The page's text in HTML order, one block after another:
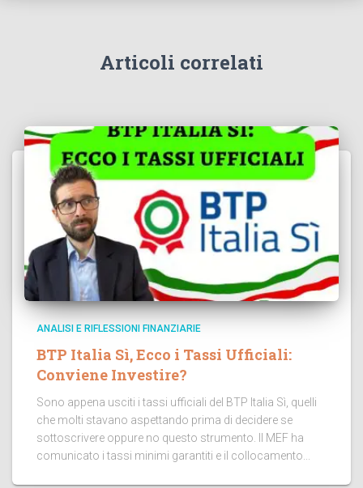
Articoli correlati
ANALISI E RIFLESSIONI FINANZIARIE
BTP Italia Sì, Ecco i Tassi Ufficiali:
Conviene Investire?
Sono appena usciti i tassi ufficiali del BTP Italia Sì, quelli
che molti stavano aspettando prima di decidere se
sottoscrivere oppure no questo strumento. Il MEF ha
comunicato i tassi minimi garantiti e il collocamento...